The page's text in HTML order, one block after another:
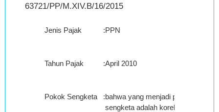
63721/PP/M.XIV.B/16/2015
Jenis Pajak :PPN
Tahun Pajak :April 2010
Pokok Sengketa :bahwa yang menjadi pokok
sengketa adalah koreksi DPP